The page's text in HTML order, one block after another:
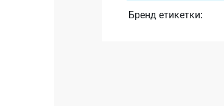
Бренд етикетки: